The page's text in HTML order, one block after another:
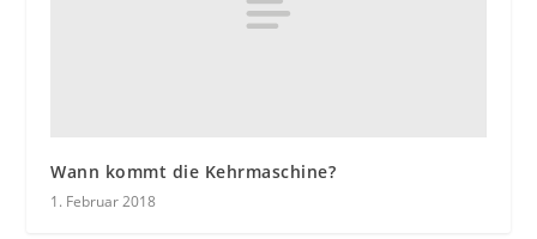
Wann kommt die Kehrmaschine?
1. Februar 2018